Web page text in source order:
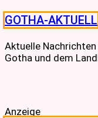
Skip
to
content
GOTHA-AKTUELL
Aktuelle
Gotha und dem
Anzeige